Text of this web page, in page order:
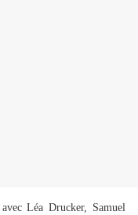
Léa Drucker, Samuel